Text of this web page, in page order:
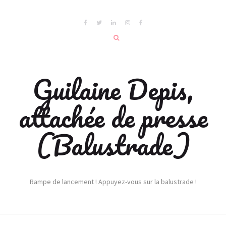
Guilaine Depis,
attachée de presse
(Balustrade)
Rampe de lancement ! Appuyez-vous sur la balustrade !